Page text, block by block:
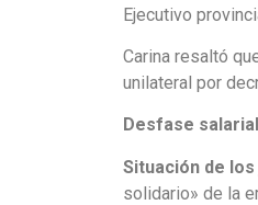
Ejecutivo
Carina resaltó
unilateral por
Desfase
Situación de
solidario» de la